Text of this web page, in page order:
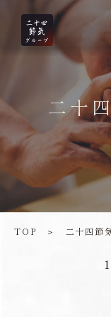
二十
TOP ＞ 二十四節